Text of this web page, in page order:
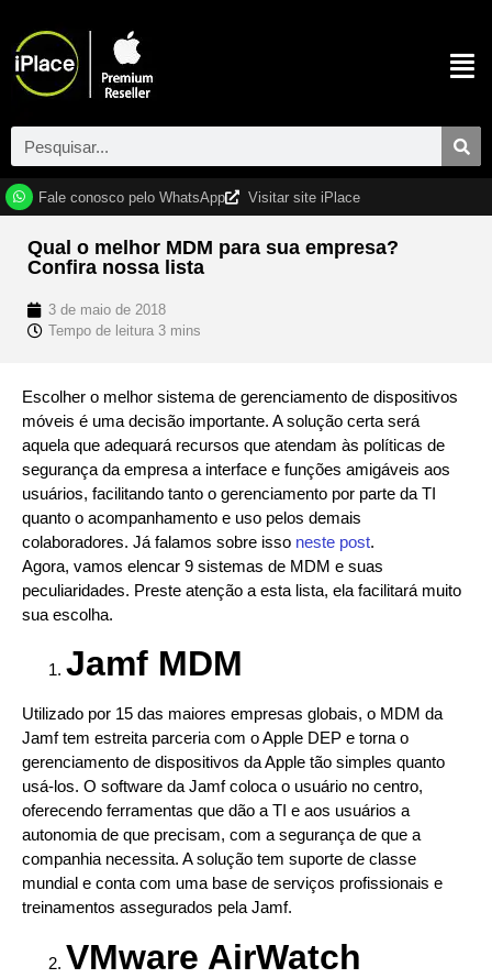
Fale conosco pelo WhatsApp Visitar site iPlace
Qual o melhor MDM para sua empresa?
Confira nossa lista
3 de maio de 2018
Escolher o melhor sistema de gerenciamento de dispositivos
móveis é uma decisão importante. A solução certa será
aquela que adequará recursos que atendam às políticas de
segurança da empresa a interface e funções amigáveis aos
usuários, facilitando tanto o gerenciamento por parte da TI
quanto o acompanhamento e uso pelos demais
colaboradores. Já falamos sobre isso neste post.
Agora, vamos elencar 9 sistemas de MDM e suas
peculiaridades. Preste atenção a esta lista, ela facilitará muito
sua escolha.
Jamf MDM
Utilizado por 15 das maiores empresas globais, o MDM da
Jamf tem estreita parceria com o Apple DEP e torna o
gerenciamento de dispositivos da Apple tão simples quanto
usá-los. O software da Jamf coloca o usuário no centro,
oferecendo ferramentas que dão a TI e aos usuários a
autonomia de que precisam, com a segurança de que a
companhia necessita. A solução tem suporte de classe
mundial e conta com uma base de serviços profissionais e
treinamentos assegurados pela Jamf.
VMware AirWatch